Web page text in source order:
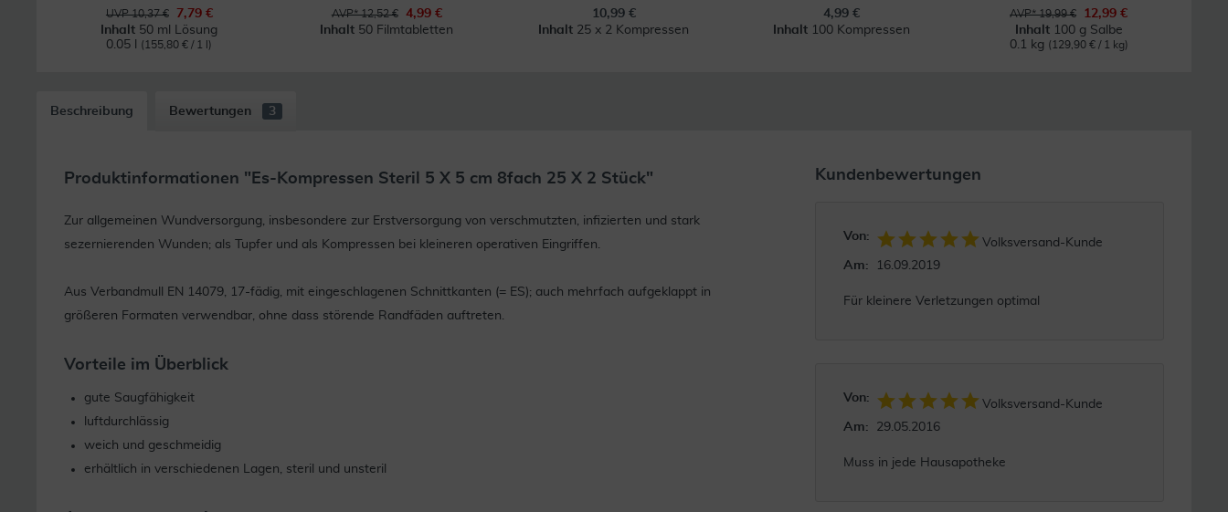
UVP 10,37 €
7,79 €
Inhalt 50 ml Lösung
0.05 l
(155,80 € / 1 l)
AVP* 12,52 €
4,99 €
Inhalt 50 Filmtabletten
10,99 €
Inhalt 25 x 2 Kompressen
4,99 €
Inhalt 100 Kompressen
AVP* 19,99 €
12,99 €
Inhalt 100 g Salbe
0.1 kg (129,90 € / 1 kg)
Beschreibung Bewertungen 3
Produktinformationen "Es-Kompressen Steril 5 X 5 cm 8fach 25 X 2 Stück"
Zur allgemeinen Wundversorgung, insbesondere zur Erstversorgung von verschmutzten, infizierten und stark
sezernierenden Wunden; als Tupfer und als Kompressen bei kleineren operativen Eingriffen.
Aus Verbandmull EN 14079, 17-fädig, mit eingeschlagenen Schnittkanten (= ES); auch mehrfach aufgeklappt in
größeren Formaten verwendbar, ohne dass störende Randfäden auftreten.
Vorteile im Überblick
gute Saugfähigkeit
luftdurchlässig
weich und geschmeidig
erhältlich in verschiedenen Lagen, steril und unsteril
Kundenbewertungen
Von:
Volksversand-Kunde
Am:
16.09.2019
Für kleinere Verletzungen optimal
Von:
Volksversand-Kunde
Am:
29.05.2016
Muss in jede Hausapotheke